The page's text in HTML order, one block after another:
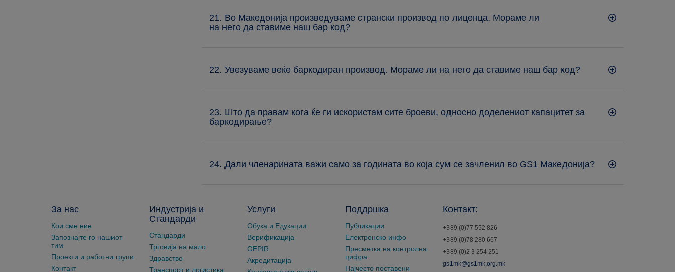
21. Во Македонија произведуваме странски производ по лиценца. Мораме ли
на него да ставиме наш бар код?
22. Увезуваме веќе баркодиран производ. Мораме ли на него да ставиме наш бар код?
23. Што да правам кога ќе ги искористам сите броеви, односно доделениот капацитет за
баркодирање?
24. Дали членарината важи само за годината во која сум се зачленил во GS1 Македонија?
За нас
Кои сме ние
Запознајте го нашиот
тим
Проекти и работни групи
Контакт
Индустрија и
Стандарди
Стандарди
Трговија на мало
Здравство
Транспорт и логистика
Услуги
Обука и Едукации
Верификација
GEPIR
Акредитација
Поддршка
Публикации
Електронско инфо
Пресметка на контролна
цифра
Најчесто поставени
Контакт:
+389 (0)77 552 826
+389 (0)78 280 667
+389 (0)2 3 254 251
gs1mk@gs1mk.org.mk